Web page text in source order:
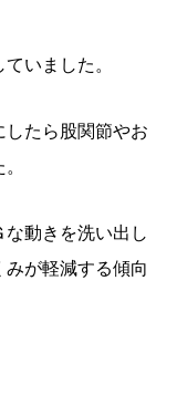
いました。
したら 股関節やお
動きを洗い出し
が軽減する傾向